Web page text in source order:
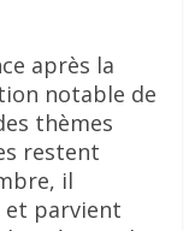
après la
notable de
thèmes
restent
il
et parvient